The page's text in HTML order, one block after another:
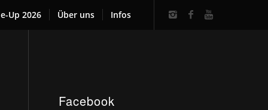
Up 2026 Über uns Infos
Facebook